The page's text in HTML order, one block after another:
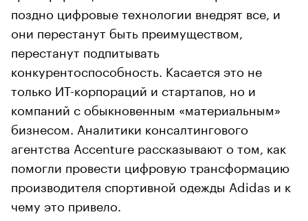
поздно цифровые технологии внедрят все, и
они перестанут быть преимуществом,
перестанут подпитывать
конкурентоспособность. Касается это не
только ИТ-корпораций и стартапов, но и
компаний с обыкновенным «материальным»
бизнесом. Аналитики консалтингового
агентства Accenture рассказывают о том, как
помогли провести цифровую трансформацию
производителя спортивной одежды Adidas и к
чему это привело.